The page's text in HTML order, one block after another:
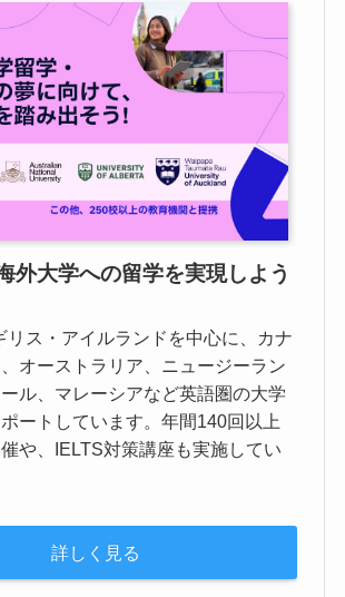
外大学への留学を実現しよう
リス・アイルランドを中心に、カナ
オーストラリア、ニュージーラン
ル、マレーシアなど英語圏の大学
ートしています。年間140回以上
や、IELTS対策講座も実施してい
詳しく見る